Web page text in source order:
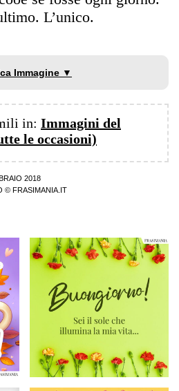
L’unico.
Immagine ▼
in: Immagini del
le occasioni)
2018
© FRASIMANIA.IT